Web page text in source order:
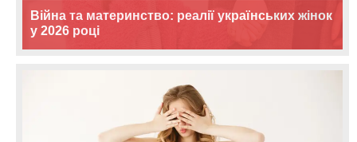
Війна та материнство: реалії українських жінок
у 2026 році